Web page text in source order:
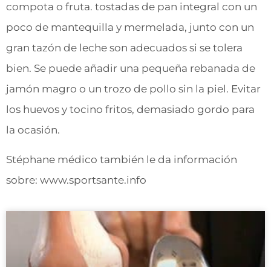
compota o fruta. tostadas de pan integral con un
poco de mantequilla y mermelada, junto con un
gran tazón de leche son adecuados si se tolera
bien. Se puede añadir una pequeña rebanada de
jamón magro o un trozo de pollo sin la piel. Evitar
los huevos y tocino fritos, demasiado gordo para
la ocasión.
Stéphane médico también le da información
sobre: www.sportsante.info